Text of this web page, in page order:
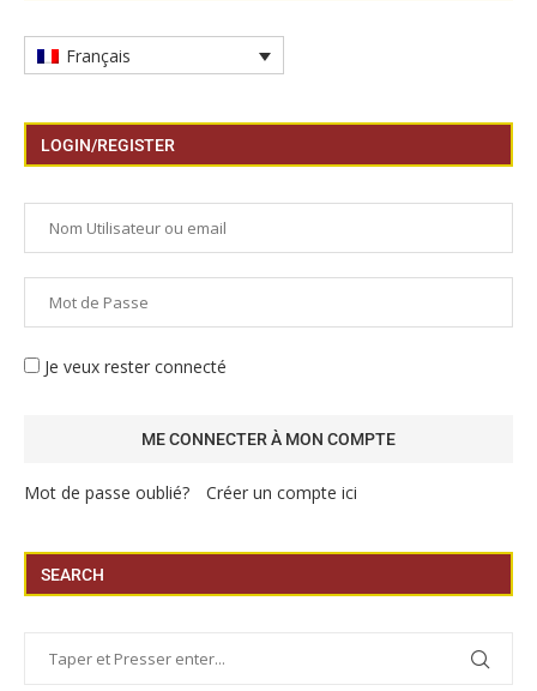
Français
LOGIN/REGISTER
Je veux rester connecté
Mot de passe oublié? Créer un compte ici
SEARCH